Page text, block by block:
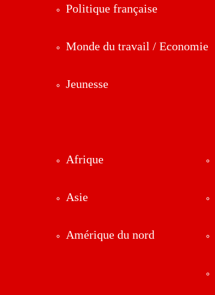
Politique française
Monde du travail / Economie
Jeunesse
Afrique
Asie
Amérique du nord